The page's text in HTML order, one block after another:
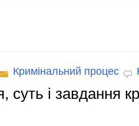
Кримінальний процес
і завдання